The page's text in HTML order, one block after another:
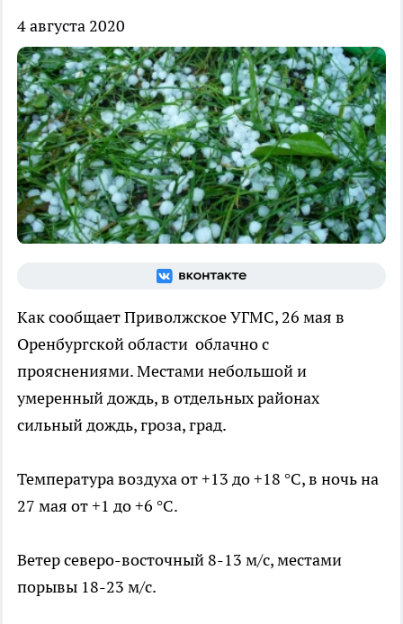
4 августа 2020
Как сообщает Приволжское УГМС, 26 мая в
Оренбургской области облачно с
прояснениями. Местами небольшой и
умеренный дождь, в отдельных районах
сильный дождь, гроза, град.
Температура воздуха от +13 до +18 °C, в ночь на
27 мая от +1 до +6 °C.
Ветер северо-восточный 8-13 м/с, местами
порывы 18-23 м/с.